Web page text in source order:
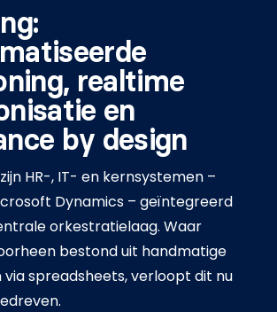
realtime
en
by design
HR-, IT- en kernsystemen –
Dynamics – geïntegreerd
orkestratielaag. Waar
bestond uit handmatige
spreadsheets, verloopt dit nu